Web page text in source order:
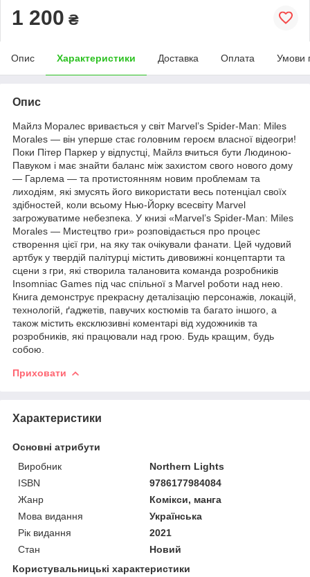
1 200 ₴
Опис Характеристики Доставка Оплата Умови
Опис
Майлз Моралес вривається у світ Marvel’s Spider-Man: Miles
Morales — він уперше стає головним героєм власної відеогри!
Поки Пітер Паркер у відпустці, Майлз вчиться бути Людиною-
Павуком і має знайти баланс між захистом свого нового дому
— Гарлема — та протистоянням новим проблемам та
лиходіям, які змусять його використати весь потенціал своїх
здібностей, коли всьому Нью-Йорку всесвіту Marvel
загрожуватиме небезпека. У книзі «Marvel’s Spider-Man: Miles
Morales — Мистецтво гри» розповідається про процес
створення цієї гри, на яку так очікували фанати. Цей чудовий
артбук у твердій палітурці містить дивовижні концептарти та
сцени з гри, які створила талановита команда розробників
Insomniac Games під час спільної з Marvel роботи над нею.
Книга демонструє прекрасну деталізацію персонажів, локацій,
технологій, ґаджетів, павучих костюмів та багато іншого, а
також містить ексклюзивні коментарі від художників та
розробників, які працювали над грою. Будь кращим, будь
собою.
Приховати
Характеристики
Основні атрибути
Виробник
Northern Lights
ISBN
9786177984084
Жанр
Комікси, манга
Мова видання
Українська
Рік видання
2021
Стан
Новий
Користувальницькі характеристики